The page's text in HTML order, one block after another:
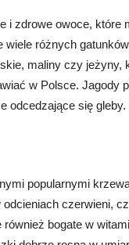
i zdrowe owoce, które
wiele różnych
maliny czy jeżyny,
w Polsce. Jagody
odcedzające się gleby.
popularnymi
czerwieni,
bogate w